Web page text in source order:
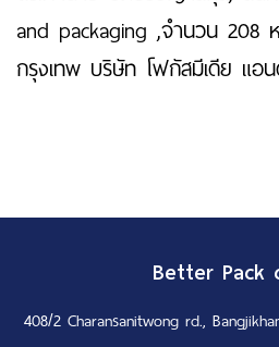
and packaging ,จำนวน
กรุงเทพ บริษัท โฟกัสมีเดีย แอ
Better Pack
408/2 Charansanitwong rd.,